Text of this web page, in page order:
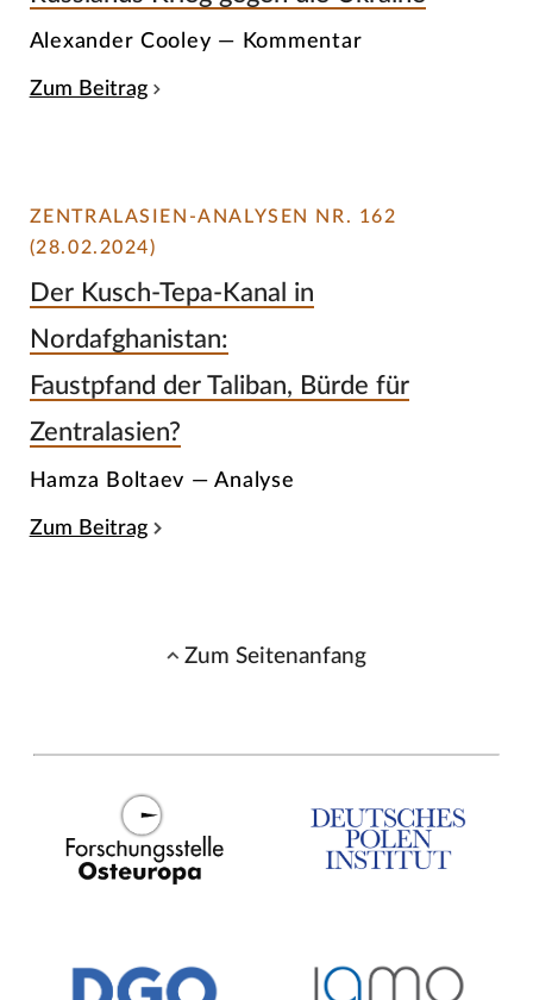
Alexander Cooley — Kommentar
Zum Beitrag
ZENTRALASIEN-ANALYSEN NR. 162
(28.02.2024)
Der Kusch-Tepa-Kanal in
Nordafghanistan:
Faustpfand der Taliban, Bürde für
Zentralasien?
Hamza Boltaev — Analyse
Zum Beitrag
Zum Seitenanfang